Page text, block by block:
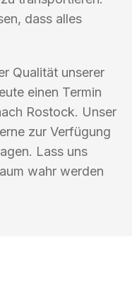
dass alles
Qualität unserer
einen Termin
Rostock. Unser
zur Verfügung
Lass uns
wahr werden